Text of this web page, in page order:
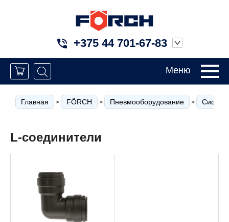
+375 44 701-67-83
Меню
Главная > FÖRCH > Пневмооборудование >
L-соединители